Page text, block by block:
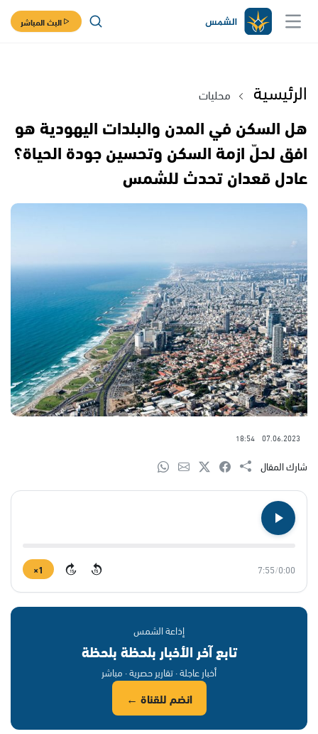
البث المباشر
الرئيسية محليات
هل السكن في المدن والبلدات اليهودية هو
افق لحلّ ازمة السكن وتحسين جودة الحياة؟
عادل قعدان تحدث للشمس
07.06.2023
18:54
شارك المقال
0:00
/
7:55
15
15
1×
إذاعة الشمس
تابع آخر الأخبار بلحظة بلحظة
أخبار عاجلة · تقارير حصرية · مباشر
انضم للقناة ←